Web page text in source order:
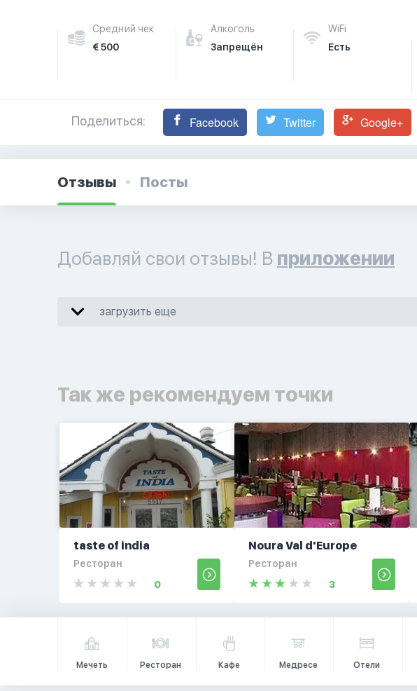
Средний чек
€ 500
Алкоголь
Запрещён
WiFi
Есть
Поделиться: Facebook Twitter Google+
Отзывы Посты
Добавляй свои отзывы! В приложении
загрузить еще
Так же рекомендуем точки
taste of india
Ресторан
0
Noura Val d'Europe
Ресторан
3
Мечеть Ресторан Кафе Медресе Отели